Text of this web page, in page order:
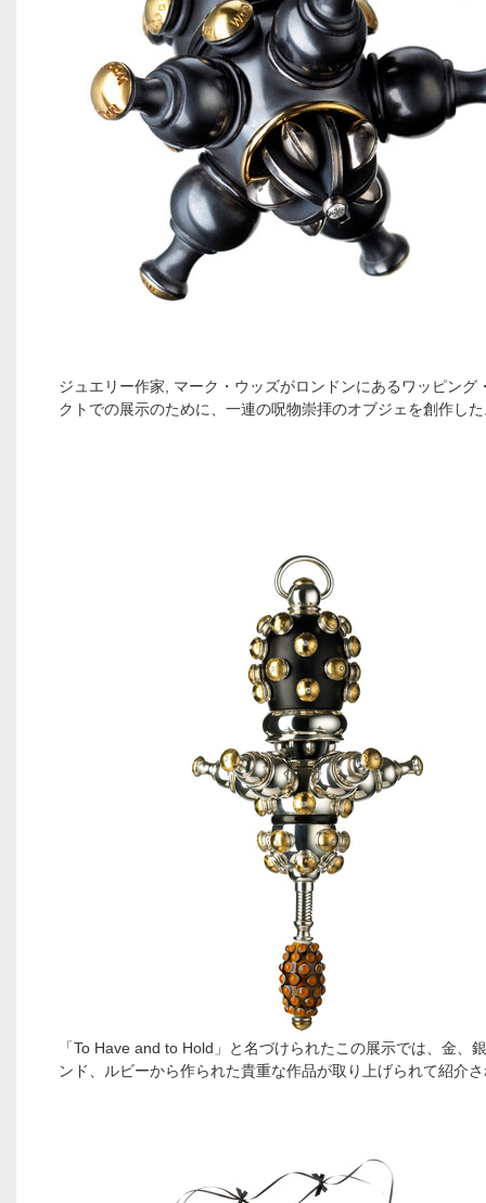
ジュエリー作家, マーク・ウッズがロンドンにあるワッピング
クトでの展示のために、一連の呪物崇拝のオブジェを創作し
「To Have and to Hold」と名づけられたこの展示では、金、
ンド、ルビーから作られた貴重な作品が取り上げられて紹介